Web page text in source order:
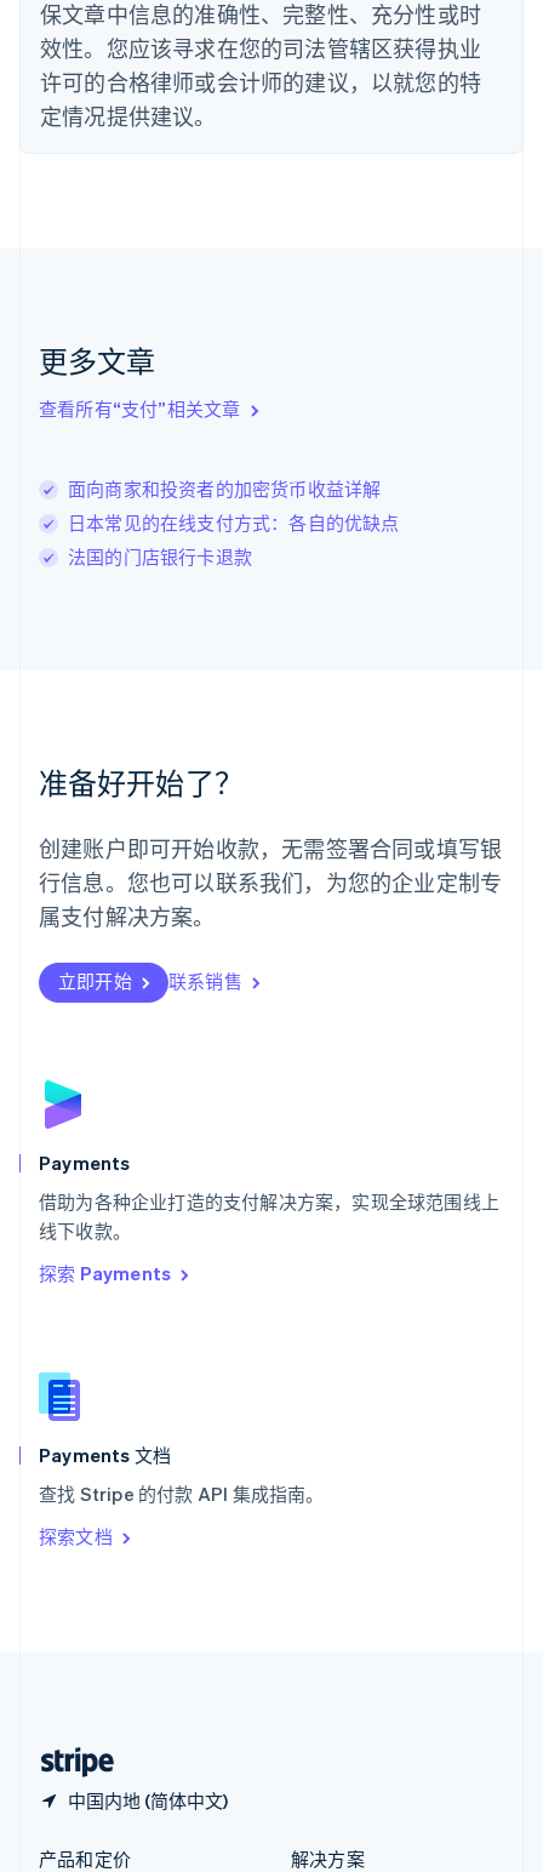
保文章中信息的准确性、完整性、充分性或时
效性。您应该寻求在您的司法管辖区获得执业
许可的合格律师或会计师的建议，以就您的特
定情况提供建议。
更多文章
查看所有“支付”相关文章
面向商家和投资者的加密货币收益详解
日本常见的在线支付方式：各自的优缺点
法国的门店银行卡退款
准备好开始了？
创建账户即可开始收款，无需签署合同或填写银
行信息。您也可以联系我们，为您的企业定制专
属支付解决方案。
立即开始 联系销售
Payments
借助为各种企业打造的支付解决方案，实现全球范围线上
线下收款。
探索 Payments
Payments 文档
查找 Stripe 的付款 API 集成指南。
探索文档
中国内地 (简体中文)
DeutschEnglish
法国
FrançaisEnglish
芬兰
EnglishSvenska
English
English
卢森堡
罗马尼亚
English
挪威
葡萄牙
Português English
日本
日本語English
瑞典
瑞士
DeutschFrançais
English
斯洛文尼亚
泰国
ไทยEnglish
希腊
English
西班牙
新西兰
English
匈牙利
English
ItalianoEnglish
印度
English
产品和定价
解决方案